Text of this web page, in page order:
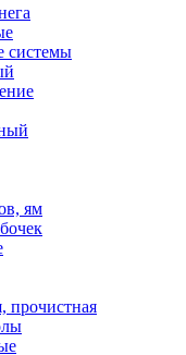
системы
ям
прочистная